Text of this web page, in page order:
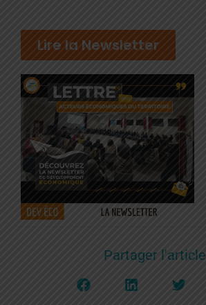
Lire la Newsletter
Partager l'article